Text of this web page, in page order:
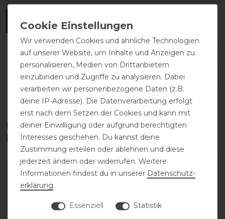
ANMELDEN
DETAILS ZUR PRODUKTSICHERHEIT
Diese Produkte könnten dich auch
interessieren
Wir verwenden Cookies und ähnliche Technologien
auf unserer Website, um Inhalte und Anzeigen zu
personalisieren, Medien von Drittanbietern
einzubinden und Zugriffe zu analysieren. Dabei
verarbeiten wir personenbezogene Daten (z.B.
deine IP-Adresse). Die Datenverarbeitung erfolgt
erst nach dem Setzen der Cookies und kann mit
deiner Einwilligung oder aufgrund berechtigten
Interesses geschehen. Du kannst deine
Zustimmung erteilen oder ablehnen und diese
jederzeit ändern oder widerrufen. Weitere
Informationen findest du in unserer Daten­schutz­
erklärung.
Essenziell
Statistik